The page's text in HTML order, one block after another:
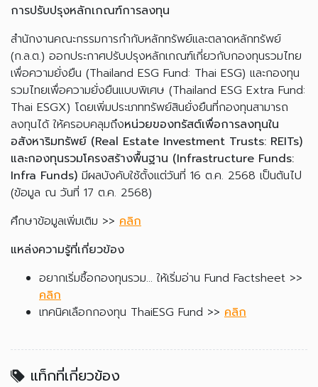
การปรับปรุงหลักเกณฑ์การลงทุน
สำนักงานคณะกรรมการกำกับหลักทรัพย์และตลาดหลักทรัพย์
(ก.ล.ต.) ออกประกาศปรับปรุงหลักเกณฑ์เกี่ยวกับกองทุนรวมไทย
เพื่อความยั่งยืน (Thailand ESG Fund: Thai ESG) และกองทุน
รวมไทยเพื่อความยั่งยืนแบบพิเศษ (Thailand ESG Extra Fund:
Thai ESGX) โดยเพิ่มประเภททรัพย์สินยั่งยืนที่กองทุนสามารถ
ลงทุนได้ ให้ครอบคลุมถึงหน่วยของทรัสต์เพื่อการลงทุนใน
อสังหาริมทรัพย์ (Real Estate Investment Trusts: REITs)
และกองทุนรวมโครงสร้างพื้นฐาน (Infrastructure Funds:
Infra Funds) มีผลบังคับใช้ตั้งแต่วันที่ 16 ต.ค. 2568 เป็นต้นไป
(ข้อมูล ณ วันที่ 17 ต.ค. 2568)
ศึกษาข้อมูลเพิ่มเติม >> คลิก
แหล่งความรู้ที่เกี่ยวข้อง
อยากเริ่มซื้อกองทุนรวม... ให้เริ่มอ่าน Fund Factsheet >>
คลิก
เทคนิคเลือกกองทุน ThaiESG Fund >> คลิก
แท็กที่เกี่ยวข้อง